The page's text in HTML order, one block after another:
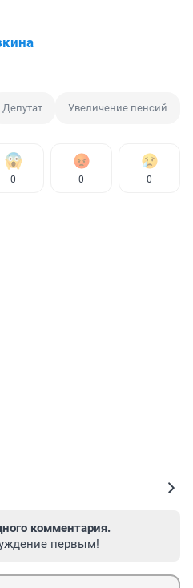
Депутат Увеличение пенсий
0 0 0
комментария.
первым!